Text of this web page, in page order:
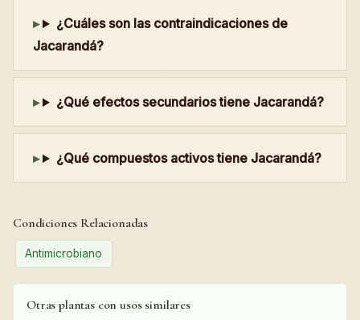
¿Cuáles son las contraindicaciones de
Jacarandá?
¿Qué efectos secundarios tiene Jacarandá?
¿Qué compuestos activos tiene Jacarandá?
Condiciones Relacionadas
Antimicrobiano
Otras plantas con usos similares